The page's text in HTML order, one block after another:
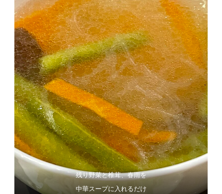
残り野菜と椎茸、春雨を
中華スープに入れるだけ